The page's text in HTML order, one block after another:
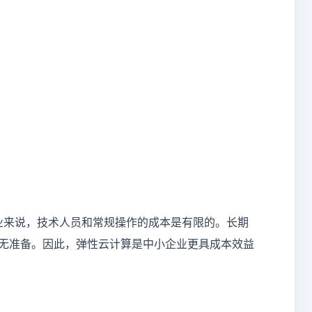
说，技术人员和常规操作的成本是有限的。长期
准备。因此，弹性云计算是中小企业更具成本效益